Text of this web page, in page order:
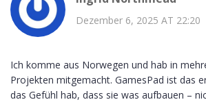
Dezember 6, 2025 AT 22:20
Ich komme aus Norwegen und hab in
Projekten mitgemacht. GamesPad ist das
das Gefühl hab, dass sie was aufbauen –